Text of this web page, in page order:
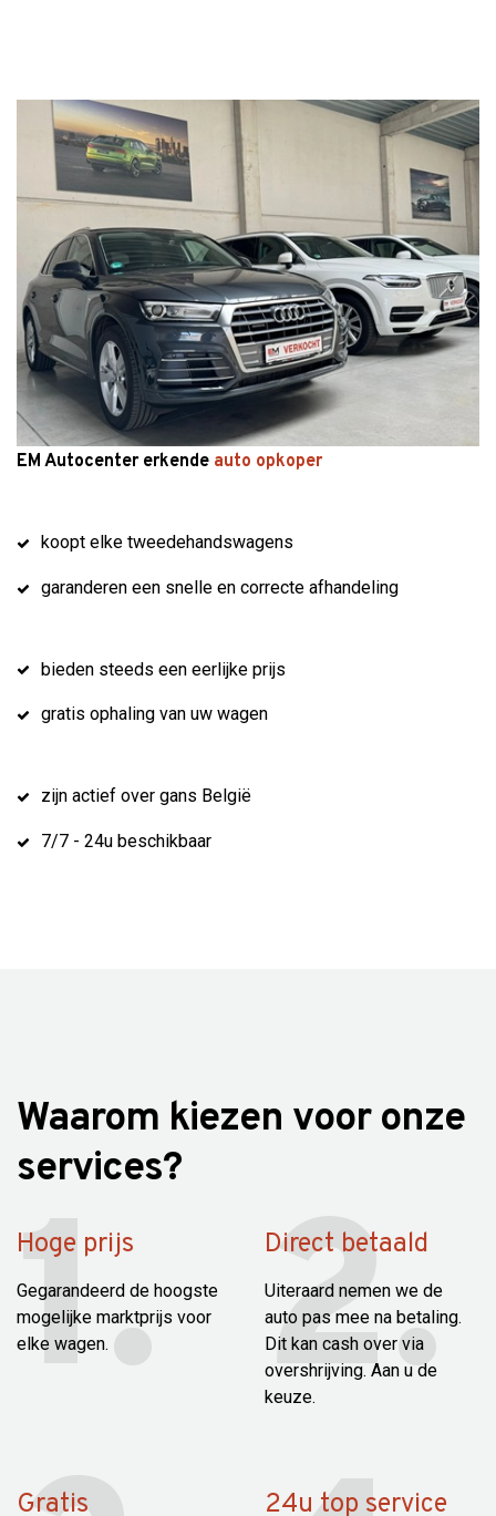
EM Autocenter erkende auto opkoper
koopt elke tweedehandswagens
garanderen een snelle en correcte afhandeling
bieden steeds een eerlijke prijs
gratis ophaling van uw wagen
zijn actief over gans België
7/7 - 24u beschikbaar
Waarom kiezen voor onze
services?
Hoge prijs
Gegarandeerd de hoogste
mogelijke marktprijs voor
elke wagen.
Direct betaald
Uiteraard nemen we de
auto pas mee na betaling.
Dit kan cash over via
overshrijving. Aan u de
keuze.
Gratis 24u top service